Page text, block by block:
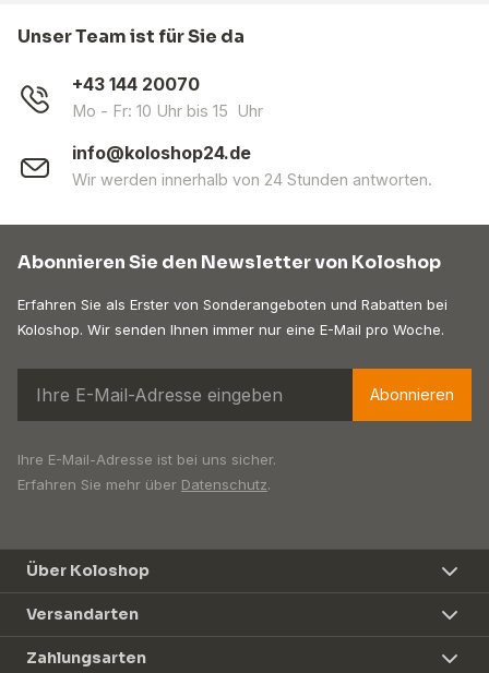
Unser Team ist für Sie da
+43 144 20070
Mo - Fr: 10 Uhr bis 15 Uhr
info@koloshop24.de
Wir werden innerhalb von 24 Stunden antworten.
Abonnieren Sie den Newsletter von Koloshop
Erfahren Sie als Erster von Sonderangeboten und Rabatten bei
Koloshop. Wir senden Ihnen immer nur eine E-Mail pro Woche.
Abonnieren
Ihre E-Mail-Adresse ist bei uns sicher.
Erfahren Sie mehr über Datenschutz.
Über Koloshop
Versandarten
Zahlungsarten